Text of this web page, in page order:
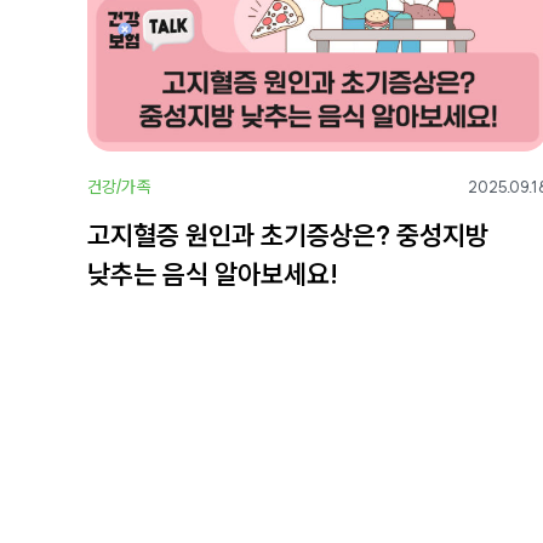
건강/가족
고지혈증 원인과 초기증상은? 중성지방
낮추는 음식 알아보세요!